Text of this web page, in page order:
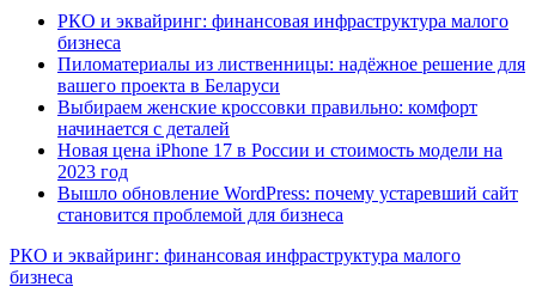
РКО и эквайринг: финансовая инфраструктура малого
бизнеса
Пиломатериалы из лиственницы: надёжное решение для
вашего проекта в Беларуси
Выбираем женские кроссовки правильно: комфорт
начинается с деталей
Новая цена iPhone 17 в России и стоимость модели на
2023 год
Вышло обновление WordPress: почему устаревший сайт
становится проблемой для бизнеса
РКО и эквайринг: финансовая инфраструктура малого
бизнеса